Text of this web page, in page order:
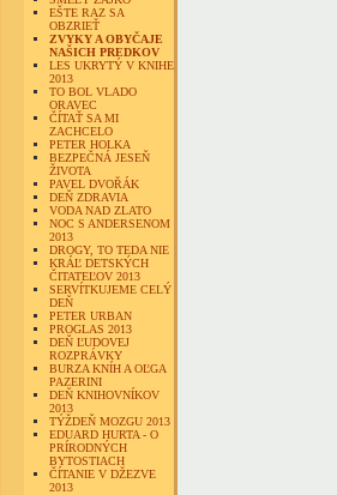
EŠTE RAZ SA
OBZRIEŤ
ZVYKY A OBYČAJE
NAŠICH PREDKOV
LES UKRYTÝ V KNIHE
2013
TO BOL VLADO
ORAVEC
ČÍTAŤ SA MI
ZACHCELO
PETER HOLKA
BEZPEČNÁ JESEŇ
ŽIVOTA
PAVEL DVOŘÁK
DEŇ ZDRAVIA
VODA NAD ZLATO
NOC S ANDERSENOM
2013
DROGY, TO TEDA NIE
KRÁĽ DETSKÝCH
ČITATEĽOV 2013
SERVÍTKUJEME CELÝ
DEŇ
PETER URBAN
PROGLAS 2013
DEŇ ĽUDOVEJ
ROZPRÁVKY
BURZA KNÍH A OĽGA
PAZERINI
DEŇ KNIHOVNÍKOV
2013
TÝŽDEŇ MOZGU 2013
EDUARD HURTA - O
PRÍRODNÝCH
BYTOSTIACH
ČÍTANIE V DŽEZVE
2013